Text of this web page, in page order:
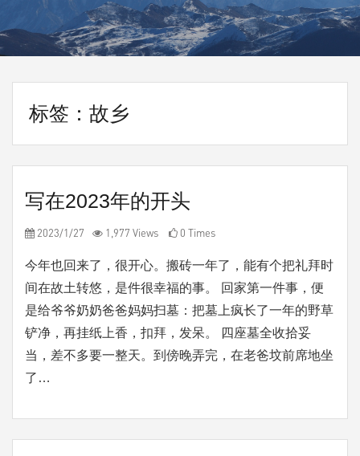
标签：故乡
写在2023年的开头
2023/1/27 1,977 Views 0 Times
今年也回来了，很开心。搬砖一年了，能有个把礼拜时
间在故土转悠，是件很幸福的事。 回家第一件事，便
是给爷爷奶奶爸爸妈妈扫墓：把墓上疯长了一年的野草
铲净，再挂纸上香，扣拜，发呆。 四座墓全收拾妥
当，差不多要一整天。到傍晚弄完，在老爸坟前席地坐
了…